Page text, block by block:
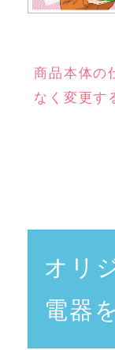
商品本体の
なく変更す
オリ
電器